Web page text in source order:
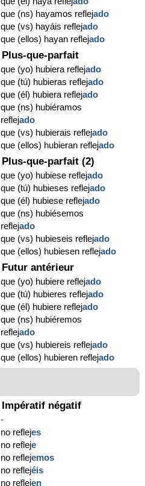
que (ns) hayamos reflejado
que (vs) hayáis reflejado
que (ellos) hayan reflejado
Plus-que-parfait
que (yo) hubiera reflejado
que (tú) hubieras reflejado
que (él) hubiera reflejado
que (ns) hubiéramos
reflejado
que (vs) hubierais reflejado
que (ellos) hubieran reflejado
Plus-que-parfait (2)
que (yo) hubiese reflejado
que (tú) hubieses reflejado
que (él) hubiese reflejado
que (ns) hubiésemos
reflejado
que (vs) hubieseis reflejado
que (ellos) hubiesen reflejado
Futur antérieur
que (yo) hubiere reflejado
que (tú) hubieres reflejado
que (él) hubiere reflejado
que (ns) hubiéremos
reflejado
que (vs) hubiereis reflejado
que (ellos) hubieren reflejado
Impératif négatif
-
no reflejes
no refleje
no reflejemos
no reflejéis
no reflejen